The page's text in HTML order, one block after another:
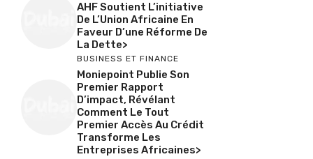
AHF Soutient L’initiative
De L’Union Africaine En
Faveur D’une Réforme De
La Dette>
BUSINESS ET FINANCE
Moniepoint Publie Son
Premier Rapport
D’impact, Révélant
Comment Le Tout
Premier Accès Au Crédit
Transforme Les
Entreprises Africaines>